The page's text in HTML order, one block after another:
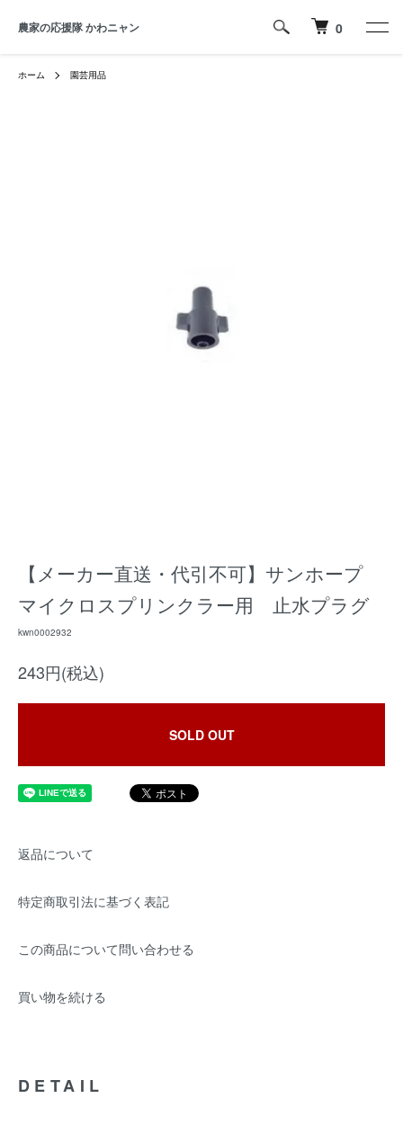
農家の応援隊 かわニャン 0
ホーム 園芸用品
【メーカー直送・代引不可】サンホープ
マイクロスプリンクラー用 止水プラグ
kwn0002932
243円(税込)
SOLD OUT
返品について
特定商取引法に基づく表記
この商品について問い合わせる
買い物を続ける
DETAIL